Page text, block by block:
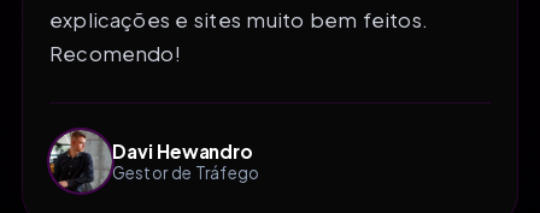
explicações e sites muito bem feitos.
Recomendo!
Davi Hewandro
Gestor de Tráfego